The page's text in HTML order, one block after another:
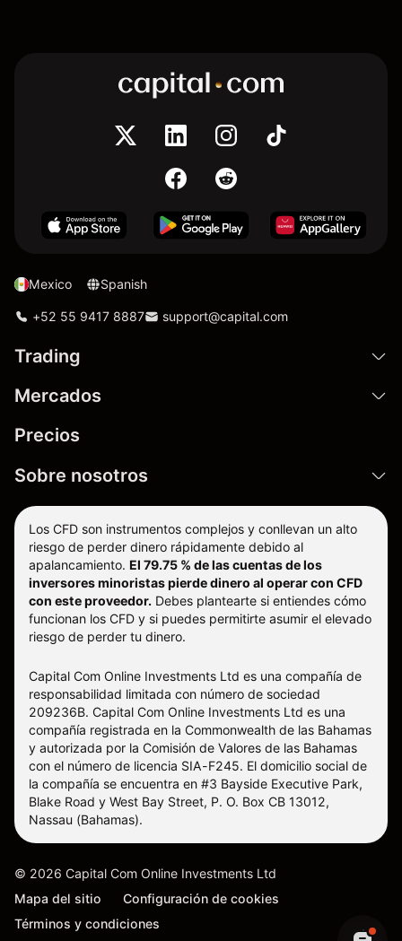
Mexico Spanish
+52 55 9417 8887 support@capital.com
Trading
Mercados
Precios
Sobre nosotros
Los CFD son instrumentos complejos y conllevan un alto
riesgo de perder dinero rápidamente debido al
apalancamiento. El 79.75 % de las cuentas de los
inversores minoristas pierde dinero al operar con CFD
con este proveedor. Debes plantearte si entiendes cómo
funcionan los CFD y si puedes permitirte asumir el elevado
riesgo de perder tu dinero.
Capital Com Online Investments Ltd es una compañía de
responsabilidad limitada con número de sociedad
209236B. Capital Com Online Investments Ltd es una
compañía registrada en la Commonwealth de las Bahamas
y autorizada por la Comisión de Valores de las Bahamas
con el número de licencia SIA-F245. El domicilio social de
la compañía se encuentra en #3 Bayside Executive Park,
Blake Road y West Bay Street, P. O. Box CB 13012,
Nassau (Bahamas).
© 2026 Capital Com Online Investments Ltd
Mapa del sitio
Configuración de cookies
Términos y condiciones